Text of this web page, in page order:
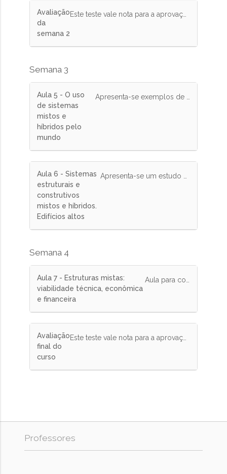
Avaliação
da
semana 2
Este teste vale nota para a aprovação no curso. Responda corretamente pelo menos 75% das questões.
Semana 3
Aula 5 - O uso
de sistemas
mistos e
híbridos pelo
mundo
Apresenta-se exemplos de obras, sistemas e materiais inovadores utilizados ao redor do mundo.
Aula 6 - Sistemas
estruturais e
construtivos
mistos e híbridos.
Edifícios altos
Apresenta-se um estudo de caso com alternativas de sistemas construtivos e as características de edifícios altos.
Semana 4
Aula 7 - Estruturas mistas:
viabilidade técnica, econômica
e financeira
Aula para conclusão do curso
Avaliação
final do
curso
Este teste vale nota para a aprovação no curso. Responda corretamente pelo menos 75% das questões. Você tem 3 tentativas para fazer o teste e será considerada a maior nota.
Professores